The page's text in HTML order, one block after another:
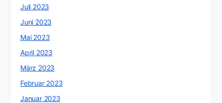
Juli 2023
Juni 2023
Mai 2023
April 2023
März 2023
Februar 2023
Januar 2023